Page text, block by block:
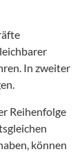
In zweiter
Reihenfolge
können